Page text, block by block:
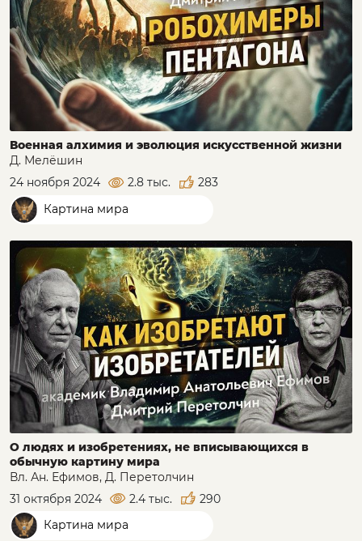
Военная алхимия и эволюция искусственной жизни
Д. Мелёшин
24 ноября 2024
2.8 тыс.
283
Картина мира
О людях и изобретениях, не вписывающихся в
обычную картину мира
Вл. Ан. Ефимов, Д. Перетолчин
31 октября 2024
2.4 тыс.
290
Картина мира